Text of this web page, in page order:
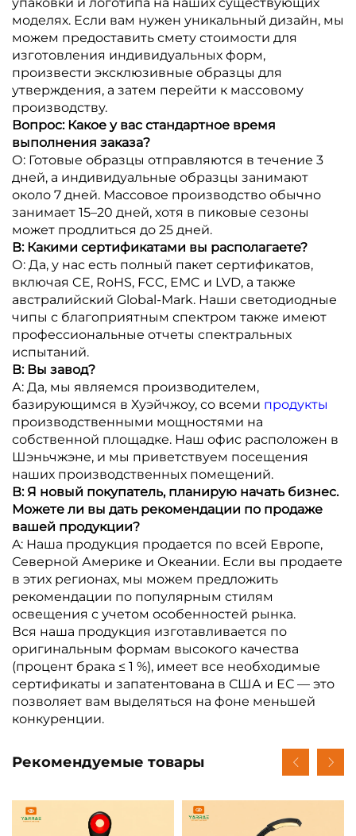
моделях. Если вам нужен уникальный дизайн, мы
можем предоставить смету стоимости для
изготовления индивидуальных форм,
произвести эксклюзивные образцы для
утверждения, а затем перейти к массовому
производству.
Вопрос: Какое у вас стандартное время
выполнения заказа?
О: Готовые образцы отправляются в течение 3
дней, а индивидуальные образцы занимают
около 7 дней. Массовое производство обычно
занимает 15–20 дней, хотя в пиковые сезоны
может продлиться до 25 дней.
В: Какими сертификатами вы располагаете?
О: Да, у нас есть полный пакет сертификатов,
включая CE, RoHS, FCC, EMC и LVD, а также
австралийский Global-Mark. Наши светодиодные
чипы с благоприятным спектром также имеют
профессиональные отчеты спектральных
испытаний.
В: Вы завод?
А: Да, мы являемся производителем,
базирующимся в Хуэйчжоу, со всеми продукты
производственными мощностями на
собственной площадке. Наш офис расположен в
Шэньчжэне, и мы приветствуем посещения
наших производственных помещений.
В: Я новый покупатель, планирую начать бизнес.
Можете ли вы дать рекомендации по продаже
вашей продукции?
A: Наша продукция продается по всей Европе,
Северной Америке и Океании. Если вы продаете
в этих регионах, мы можем предложить
рекомендации по популярным стилям
освещения с учетом особенностей рынка.
Вся наша продукция изготавливается по
оригинальным формам высокого качества
(процент брака ≤ 1 %), имеет все необходимые
сертификаты и запатентована в США и ЕС — это
позволяет вам выделяться на фоне меньшей
конкуренции.
Рекомендуемые товары